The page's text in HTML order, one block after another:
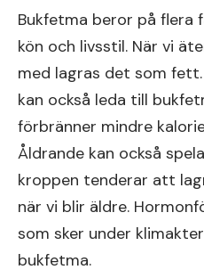
Bukfetma beror på flera
kön och livsstil. När vi
med lagras det som
kan också leda till
förbränner mindre
Åldrande kan också
kroppen tenderar att
när vi blir äldre.
som sker under
bukfetma.